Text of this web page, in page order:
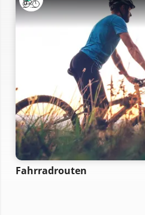
Fahrradrouten